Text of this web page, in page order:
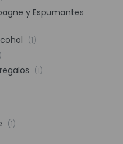
y Espumantes
(1)
(1)
(1)